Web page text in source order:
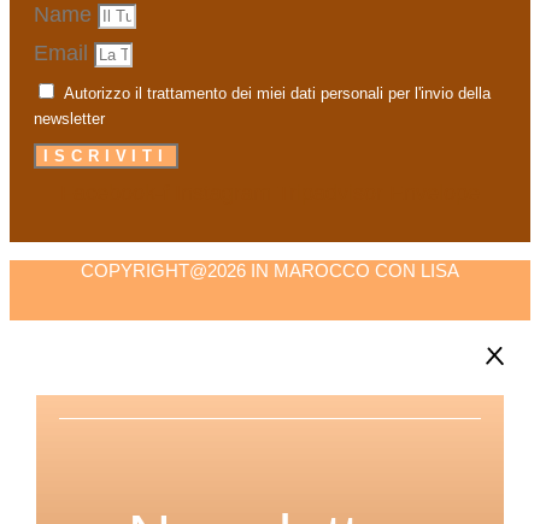
Name
Email
Autorizzo il trattamento dei miei dati personali per l'invio della
newsletter
ISCRIVITI
COPYRIGHT@2026 IN MAROCCO CON LISA